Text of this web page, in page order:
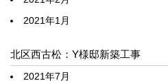
2021年1月
北区西古松：Y様邸新築工事
2021年7月